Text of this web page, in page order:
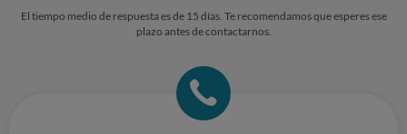
El tiempo medio de respuesta es de 15 días. Te recomendamos que esperes ese
plazo antes de contactarnos.